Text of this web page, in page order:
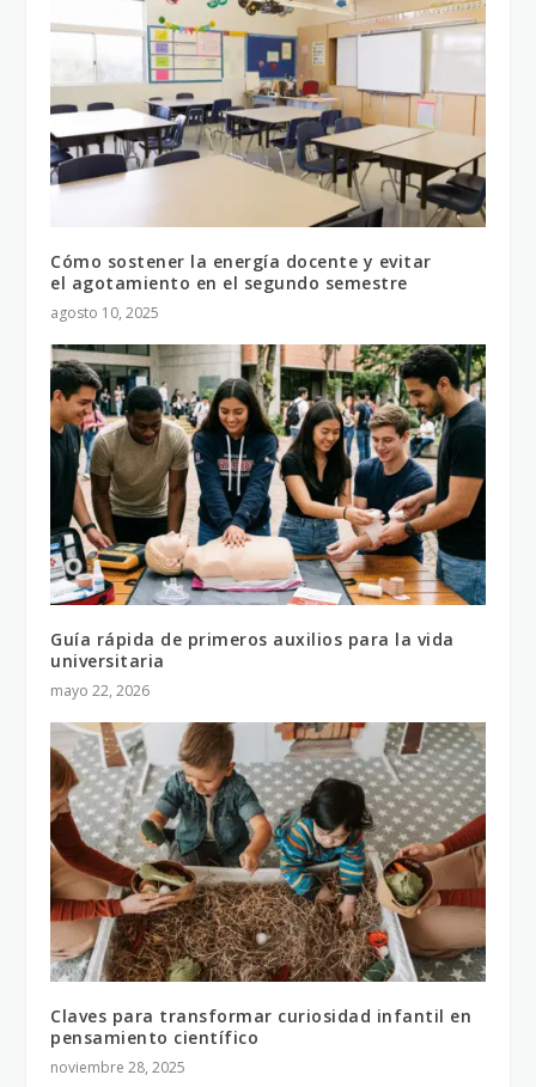
Cómo sostener la energía docente y evitar
el agotamiento en el segundo semestre
agosto 10, 2025
Guía rápida de primeros auxilios para la vida
universitaria
mayo 22, 2026
Claves para transformar curiosidad infantil en
pensamiento científico
noviembre 28, 2025